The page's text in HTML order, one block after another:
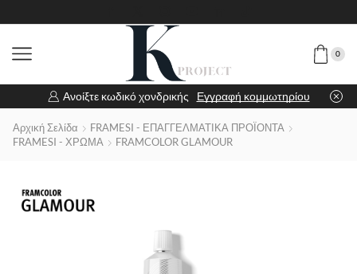
0
Ανοίξτε κωδικό χονδρικής Εγγραφή κομμωτηρίου
Αρχική Σελίδα
FRAMESI - ΕΠΑΓΓΕΛΜΑΤΙΚΑ ΠΡΟΪΟΝΤΑ
FRAMESI - ΧΡΩΜΑ
FRAMCOLOR GLAMOUR